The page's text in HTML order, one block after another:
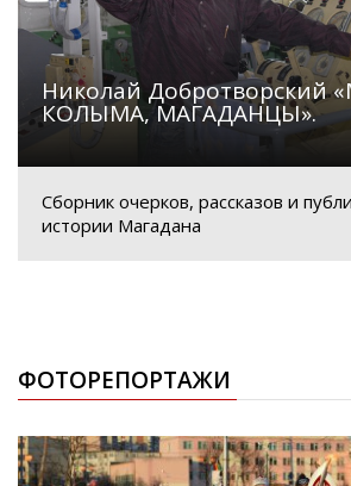
Николай Добротворский
КОЛЫМА, МАГАДАНЦЫ».
Сборник очерков, рассказов и
истории Магадана
ФОТОРЕПОРТАЖИ